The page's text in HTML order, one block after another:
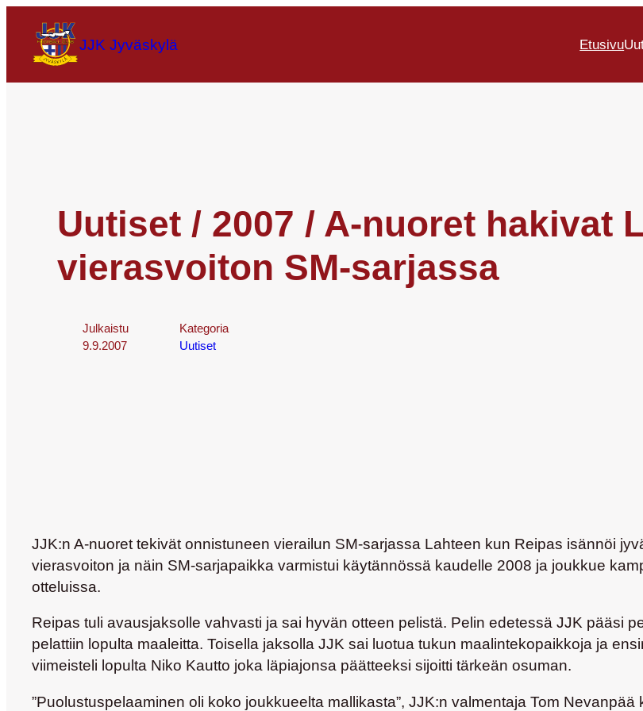
JJK Jyväskylä Etusivu
Uutiset / 2007 / A-nuoret hakivat
vierasvoiton SM-sarjassa
Julkaistu
9.9.2007
Kategoria
Uutiset
JJK:n A-nuoret tekivät onnistuneen vierailun SM-sarjassa Lahteen kun Reipas isännöi
vierasvoiton ja näin SM-sarjapaikka varmistui käytännössä kaudelle 2008 ja joukkue
otteluissa.
Reipas tuli avausjaksolle vahvasti ja sai hyvän otteen pelistä. Pelin edetessä JJK pääsi
pelattiin lopulta maaleitta. Toisella jaksolla JJK sai luotua tukun maalintekopaikkoja ja
viimeisteli lopulta Niko Kautto joka läpiajonsa päätteeksi sijoitti tärkeän osuman.
”Puolustuspelaaminen oli koko joukkueelta mallikasta”, JJK:n valmentaja Tom